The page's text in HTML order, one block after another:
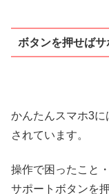
ボタンを押せばサ
かんたんスマホ3
されています。
操作で困ったこと
サポートボタンを